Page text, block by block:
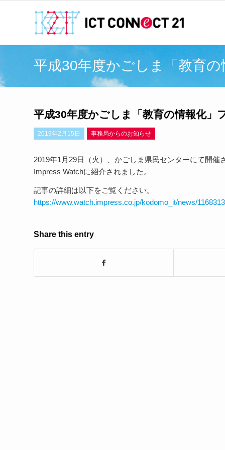
平成30年度かごしま「教育
平成30年度かごしま「教育の情報化」
2019年2月15日 事務局からのお知らせ
2019年1月29日（火）、かごしま県民センターにて開催
Impress Watchに紹介されました。
記事の詳細は以下をご覧ください。
https://www.watch.impress.co.jp/kodomo_it/news/
Share this entry